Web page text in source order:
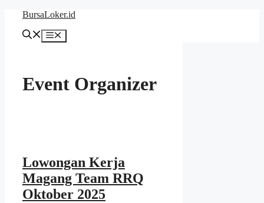
Langsung
BursaLoker.id
Menu
Event Organizer
Lowongan Kerja
Magang Team RRQ
Oktober 2025